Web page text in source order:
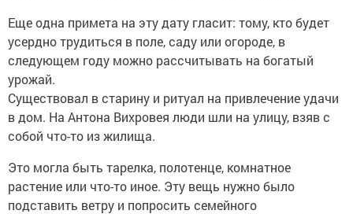
Еще одна примета на эту дату гласит: тому, кто будет
усердно трудиться в поле, саду или огороде, в
следующем году можно рассчитывать на богатый
урожай.
Существовал в старину и ритуал на привлечение удачи
в дом. На Антона Вихровея люди шли на улицу, взяв с
собой что-то из жилища.
Это могла быть тарелка, полотенце, комнатное
растение или что-то иное. Эту вещь нужно было
подставить ветру и попросить семейного